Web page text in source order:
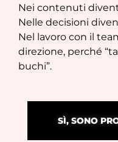
Nei contenuti
Nelle decisioni
Nel lavoro con il
direzione, perché
buchi”.
SÌ, SONO